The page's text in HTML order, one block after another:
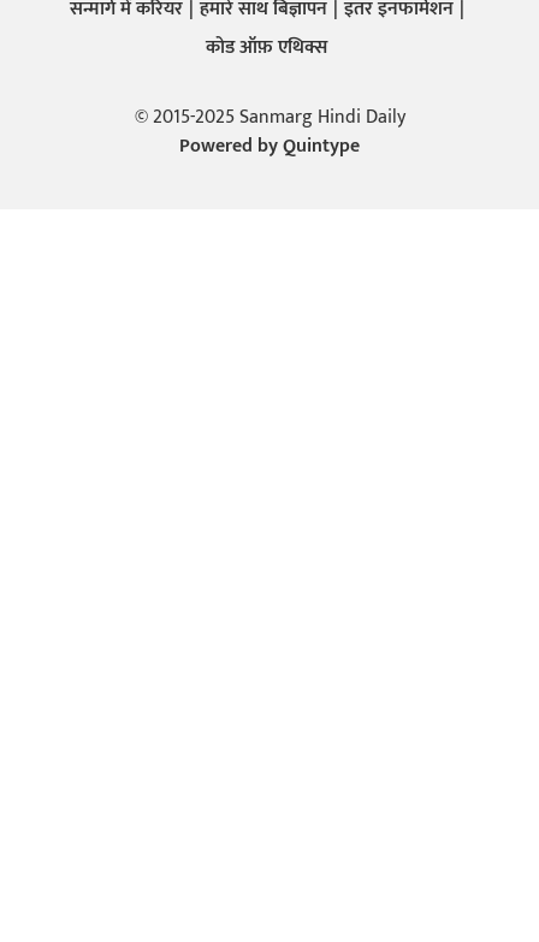
सन्मार्ग में करियर हमारे साथ बिज्ञापन इतर इनफार्मेशन
कोड ऑफ़ एथिक्स
© 2015-2025 Sanmarg Hindi Daily
Powered byQuintype